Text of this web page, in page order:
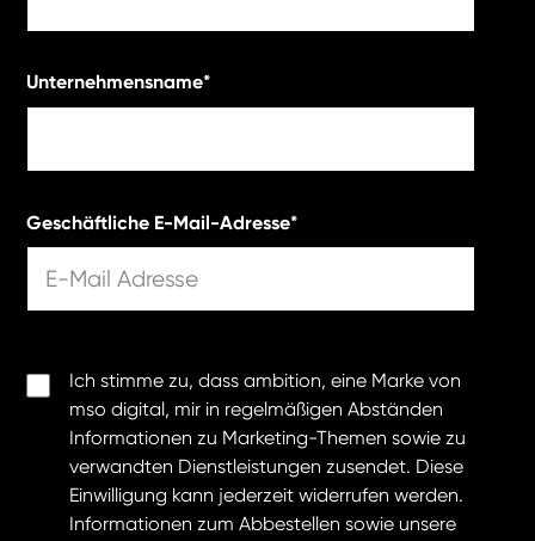
Unternehmensname*
Geschäftliche E-Mail-Adresse*
Ich stimme zu, dass ambition, eine Marke von
mso digital, mir in regelmäßigen Abständen
Informationen zu Marketing-Themen sowie zu
verwandten Dienstleistungen zusendet. Diese
Einwilligung kann jederzeit widerrufen werden.
Informationen zum Abbestellen sowie unsere